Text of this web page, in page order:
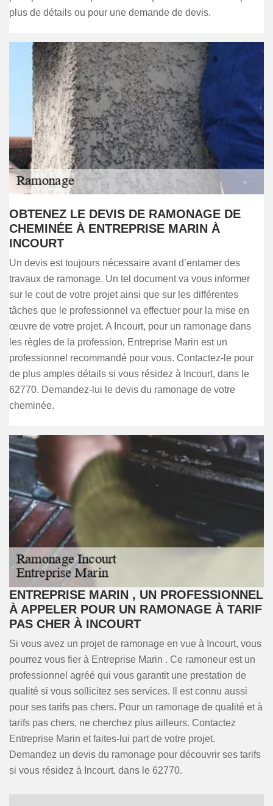
plus de détails ou pour une demande de devis.
OBTENEZ LE DEVIS DE RAMONAGE DE
CHEMINÉE À ENTREPRISE MARIN À
INCOURT
Un devis est toujours nécessaire avant d’entamer des
travaux de ramonage. Un tel document va vous informer
sur le cout de votre projet ainsi que sur les différentes
tâches que le professionnel va effectuer pour la mise en
œuvre de votre projet. A Incourt, pour un ramonage dans
les règles de la profession, Entreprise Marin est un
professionnel recommandé pour vous. Contactez-le pour
de plus amples détails si vous résidez à Incourt, dans le
62770. Demandez-lui le devis du ramonage de votre
cheminée.
ENTREPRISE MARIN , UN PROFESSIONNEL
À APPELER POUR UN RAMONAGE À TARIF
PAS CHER À INCOURT
Si vous avez un projet de ramonage en vue à Incourt, vous
pourrez vous fier à Entreprise Marin . Ce ramoneur est un
professionnel agréé qui vous garantit une prestation de
qualité si vous sollicitez ses services. Il est connu aussi
pour ses tarifs pas chers. Pour un ramonage de qualité et à
tarifs pas chers, ne cherchez plus ailleurs. Contactez
Entreprise Marin et faites-lui part de votre projet.
Demandez un devis du ramonage pour découvrir ses tarifs
si vous résidez à Incourt, dans le 62770.